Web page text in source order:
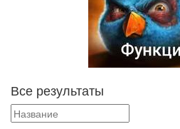
Все результаты